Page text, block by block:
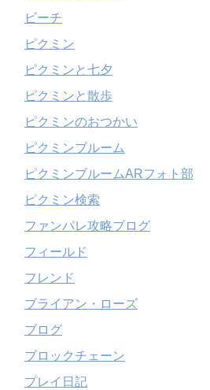
ビーチ
ピクミン
ピクミンと七夕
ピクミンと散歩
ピクミンのおつかい
ピクミンブルーム
ピクミンブルームARフォト部
ピクミン検索
ファンパレ攻略ブログ
フィールド
フレンド
ブライアン・ローズ
ブログ
ブロックチェーン
プレイ日記